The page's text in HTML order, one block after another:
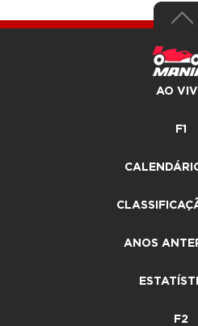
AO
F1
ANOS
F2